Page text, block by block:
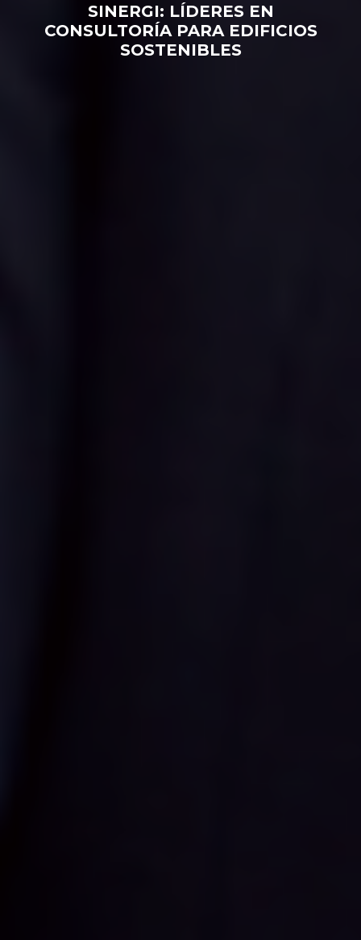
SINERGI: LÍDERES EN
CONSULTORÍA PARA EDIFICIOS
SOSTENIBLES